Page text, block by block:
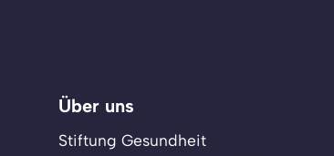
Über uns
Stiftung Gesundheit